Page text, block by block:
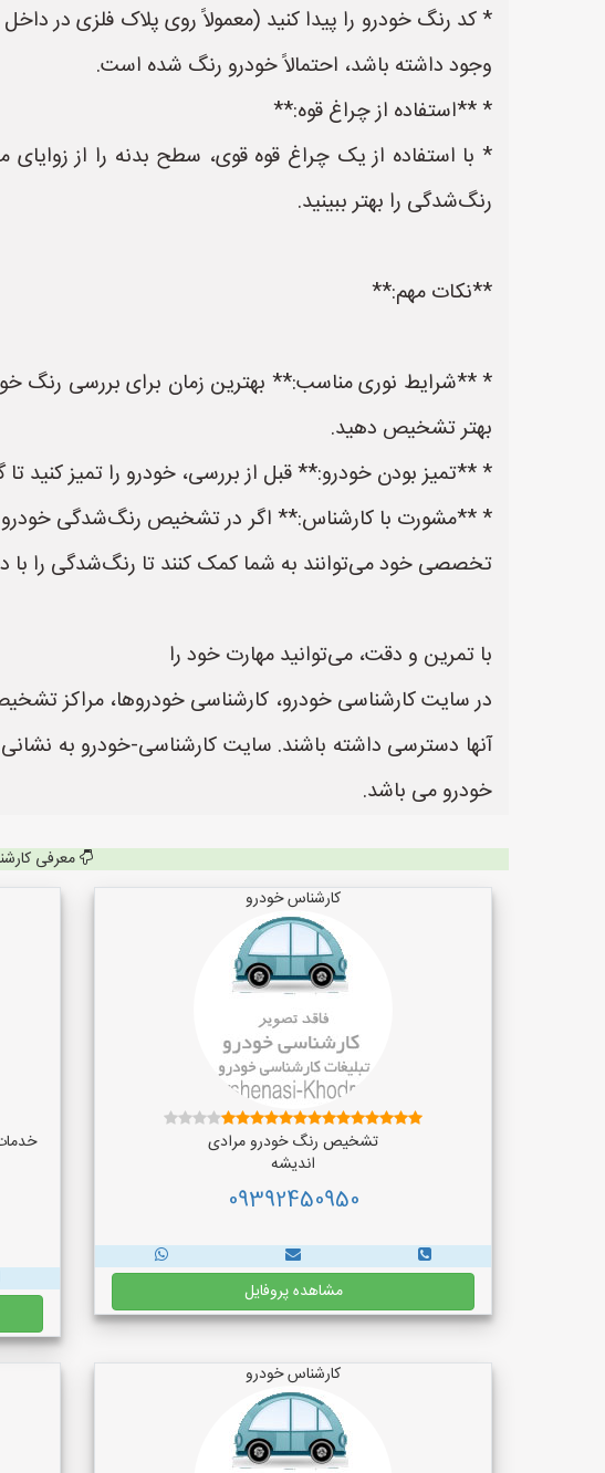
* کد رنگ خودرو را پیدا کنید (معمولاً روی پلاک فلزی در
وجود داشته باشد، احتمالاً خودرو رنگ شده است.
* **استفاده از چراغ قوه:**
* با استفاده از یک چراغ قوه قوی، سطح بدنه را از
رنگ‌شدگی را بهتر ببینید.
**نکات مهم:**
* **شرایط نوری مناسب:** بهترین زمان برای بررسی رنگ
بهتر تشخیص دهید.
* **تمیز بودن خودرو:** قبل از بررسی، خودرو را تمیز کنید تا
* **مشورت با کارشناس:** اگر در تشخیص رنگ‌شدگی خودرو
تخصصی خود می‌توانند به شما کمک کنند تا رنگ‌شدگی را
با تمرین و دقت، می‌توانید مهارت خود را
در سایت کارشناسی خودرو، کارشناسی خودروها، مراکز
خودرو می باشد.
معرفی
کارشناس خودرو
تشخیص رنگ خودرو مرادی
اندیشه
09392450950
مشاهده پروفایل
کارشناس خودرو